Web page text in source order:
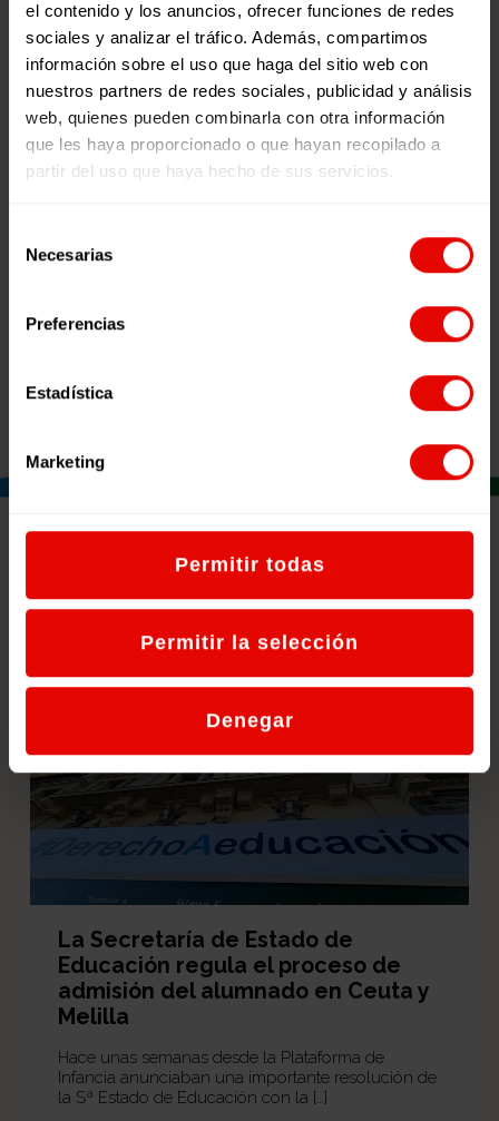
el contenido y los anuncios, ofrecer funciones de redes
sociales y analizar el tráfico. Además, compartimos
información sobre el uso que haga del sitio web con
nuestros partners de redes sociales, publicidad y análisis
web, quienes pueden combinarla con otra información
que les haya proporcionado o que hayan recopilado a
partir del uso que haya hecho de sus servicios.
Necesarias
Preferencias
Estadística
Marketing
Permitir todas
Permitir la selección
Denegar
SUSCRIBIR
Síguenos en las redes
NOTICIAS RELACIONADAS
La Secretaría de Estado de
Educación regula el proceso de
admisión del alumnado en Ceuta y
Melilla
Hace unas semanas desde la Plataforma de
Infancia anunciaban una importante resolución de
la Sª Estado de Educación con la […]